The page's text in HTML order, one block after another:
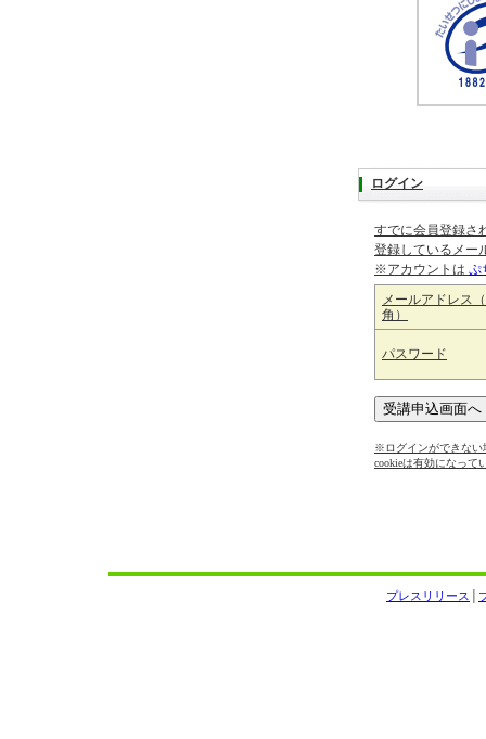
ログイン
すでに会員登録さ
登録しているメー
※アカウントは ぷ
メールアドレス
角）
パスワード
※ログインができない
cookieは有効になって
プレスリリース